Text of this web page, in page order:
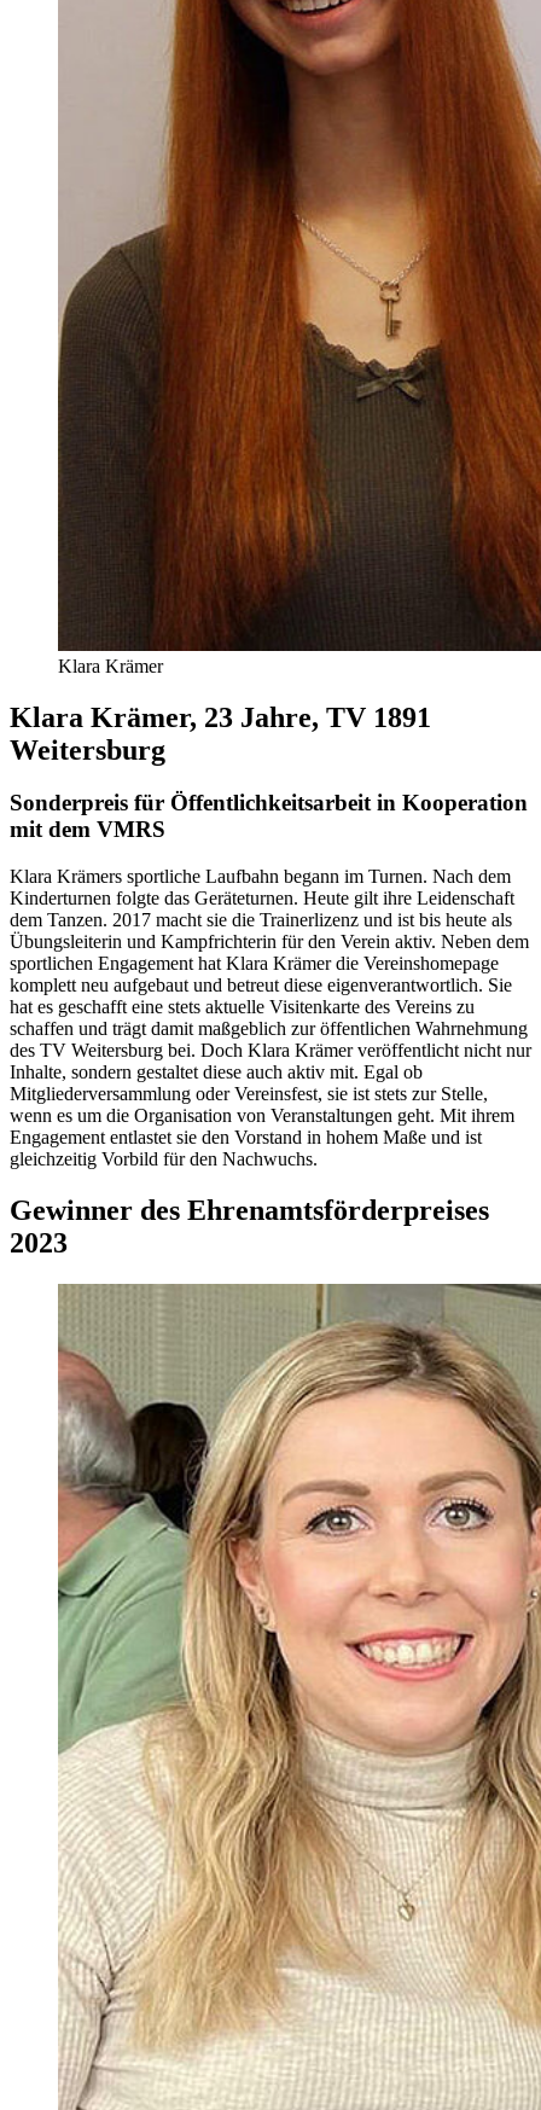
Klara Krämer
Klara Krämer, 23 Jahre, TV 1891
Weitersburg
Sonderpreis für Öffentlichkeitsarbeit in Kooperation
mit dem VMRS
Klara Krämers sportliche Laufbahn begann im Turnen. Nach dem
Kinderturnen folgte das Geräteturnen. Heute gilt ihre Leidenschaft
dem Tanzen. 2017 macht sie die Trainerlizenz und ist bis heute als
Übungsleiterin und Kampfrichterin für den Verein aktiv. Neben dem
sportlichen Engagement hat Klara Krämer die Vereinshomepage
komplett neu aufgebaut und betreut diese eigenverantwortlich. Sie
hat es geschafft eine stets aktuelle Visitenkarte des Vereins zu
schaffen und trägt damit maßgeblich zur öffentlichen Wahrnehmung
des TV Weitersburg bei. Doch Klara Krämer veröffentlicht nicht nur
Inhalte, sondern gestaltet diese auch aktiv mit. Egal ob
Mitgliederversammlung oder Vereinsfest, sie ist stets zur Stelle,
wenn es um die Organisation von Veranstaltungen geht. Mit ihrem
Engagement entlastet sie den Vorstand in hohem Maße und ist
gleichzeitig Vorbild für den Nachwuchs.
Gewinner des Ehrenamtsförderpreises
2023